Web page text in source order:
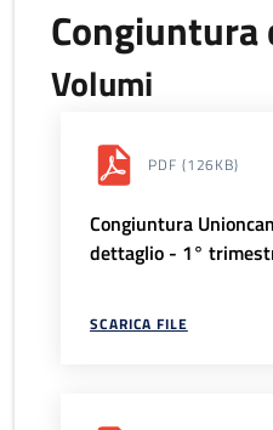
Congiuntura
Volumi
PDF (126KB)
Congiuntura
dettaglio - 1°
SCARICA FILE